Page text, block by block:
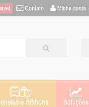
Contato Minha conta
e Ribbons Soluções